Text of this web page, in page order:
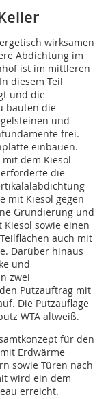
wirksamen
Abdichtung im
ist im mittleren
diesem Teil
und die
bauten die
und
frei.
einbauen.
dem Kiesol-
erforderte die
mit Kiesol gegen
Grundierung und
sowie einen
auch mit
Darüber hinaus
und
zwei
Putzauftrag mit
Die Putzauflage
WTA altweiß.
für den
Erdwärme
sowie Türen nach
wird ein dem
erreicht.